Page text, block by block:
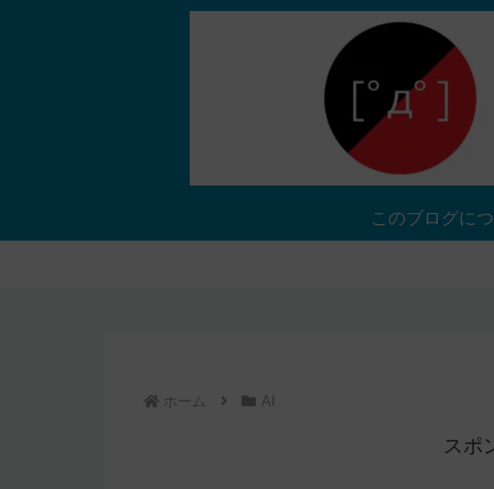
このブログに
ホーム AI
スポ